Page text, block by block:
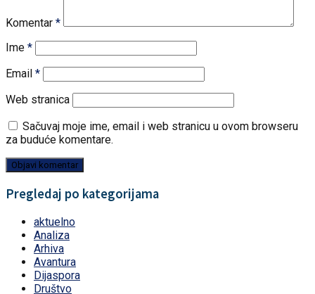
Komentar *
Ime *
Email *
Web stranica
Sačuvaj moje ime, email i web stranicu u ovom browseru
za buduće komentare.
Pregledaj po kategorijama
aktuelno
Analiza
Arhiva
Avantura
Dijaspora
Društvo